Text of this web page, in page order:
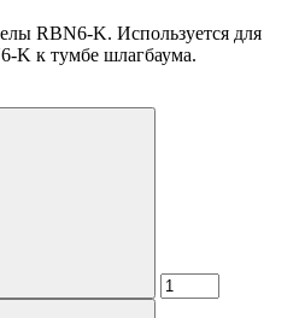
RBN6-K. Используется для
K к тумбе шлагбаума.